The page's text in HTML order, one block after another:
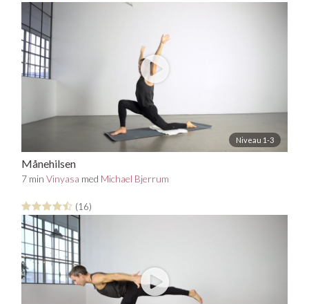
Niveau 1-3
Månehilsen
7 minVinyasa med Michael Bjerrum
(16)